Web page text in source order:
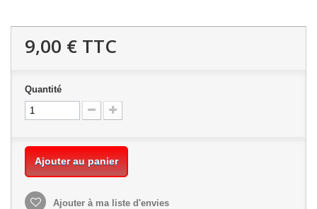
9,00 € TTC
Quantité
Ajouter au panier
Ajouter à ma liste d'envies